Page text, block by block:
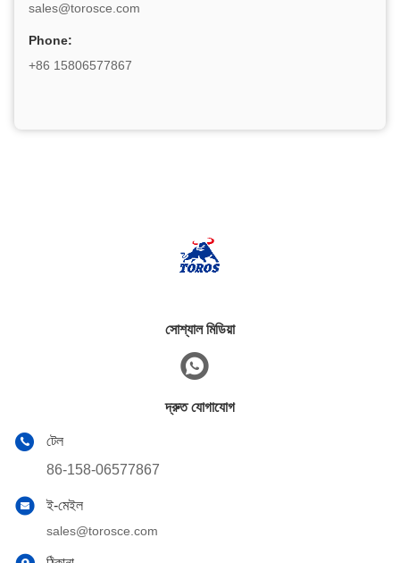
sales@torosce.com
Phone:
+86 15806577867
সোশ্যাল মিডিয়া
দ্রুত যোগাযোগ
টেল
86-158-06577867
ই-মেইল
sales@torosce.com